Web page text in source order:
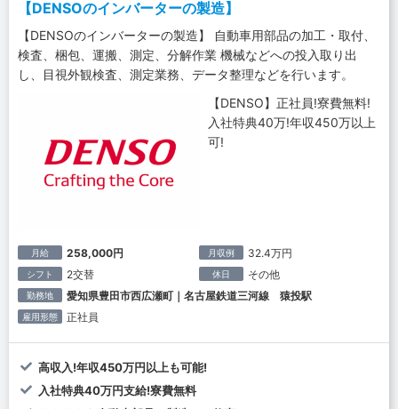
【DENSOのインバーターの製造】
【DENSOのインバーターの製造】 自動車用部品の加工・取付、
検査、梱包、運搬、測定、分解作業 機械などへの投入取り出
し、目視外観検査、測定業務、データ整理などを行います。
【DENSO】正社員!寮費無料!
入社特典40万!年収450万以上
可!
月給 258,000円 月収例 32.4万円
シフト 2交替 休日 その他
勤務地 愛知県豊田市西広瀬町｜名古屋鉄道三河線 猿投駅
雇用形態 正社員
高収入!年収450万円以上も可能!
入社特典40万円支給!寮費無料